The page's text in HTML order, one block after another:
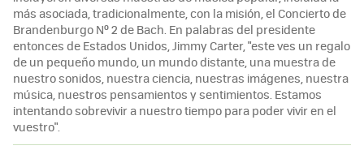
más asociada, tradicionalmente, con la misión, el Concierto de
Brandenburgo Nº 2 de Bach. En palabras del presidente
entonces de Estados Unidos, Jimmy Carter, "este ves un regalo
de un pequeño mundo, un mundo distante, una muestra de
nuestro sonidos, nuestra ciencia, nuestras imágenes, nuestra
música, nuestros pensamientos y sentimientos. Estamos
intentando sobrevivir a nuestro tiempo para poder vivir en el
vuestro".